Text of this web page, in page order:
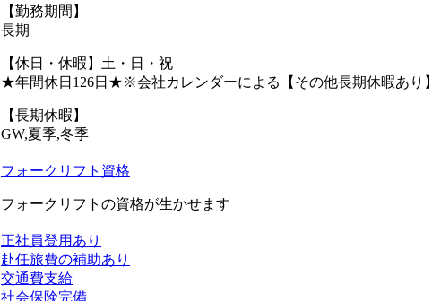
【勤務期間】
長期
【休日・休暇】土・日・祝
★年間休日126日★※会社カレンダーによる【その他長期休暇あり】
【長期休暇】
GW,夏季,冬季
フォークリフト資格
フォークリフトの資格が生かせます
正社員登用あり
赴任旅費の補助あり
交通費支給
社会保険完備